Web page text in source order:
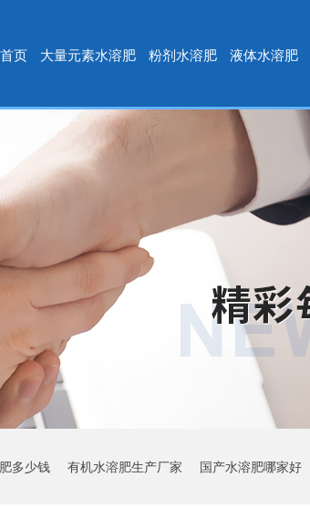
首页 大量元素水溶肥 粉剂水溶肥 液体水溶肥
多少钱 有机水溶肥生产厂家 国产水溶肥哪家好